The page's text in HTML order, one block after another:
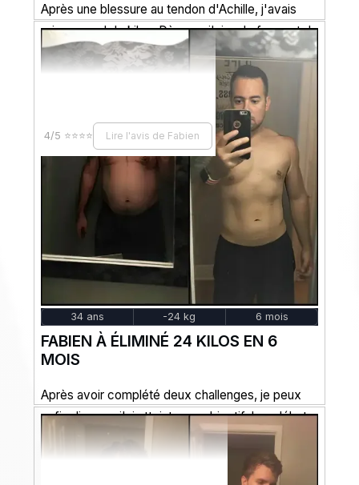
Après une blessure au tendon d'Achille, j'avais
pris pas mal de kilos. Dès que j'ai eu le feu vert du
docteur, j'ai opté pour une solution radicale...
34 ans -24 kg 6 mois
FABIEN À ÉLIMINÉ 24 KILOS EN 6
MOIS
Après avoir complété deux challenges, je peux
enfin dire que j'ai atteint mon objectif. Les débuts
étaient un enfer pour moi, mais j'ai toujours...
4/5 ⭐⭐⭐⭐ Lire l'avis de Fabien